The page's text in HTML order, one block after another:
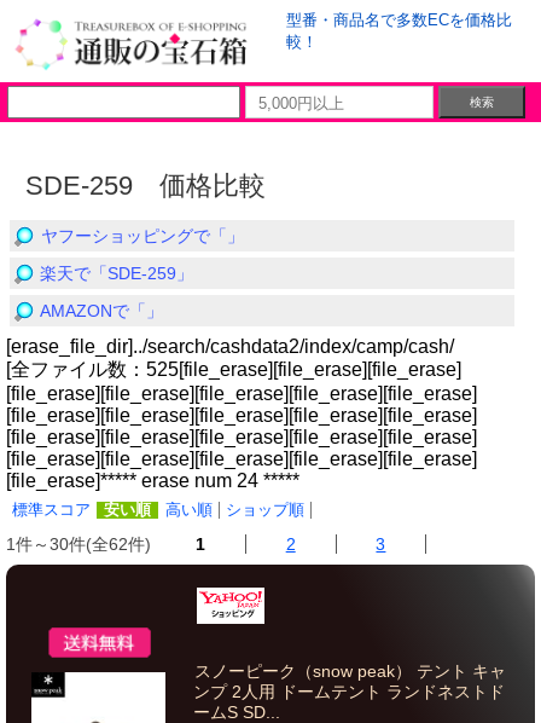
型番・商品名で多数ECを価格比
較！
SDE-259 価格比較
ヤフーショッピングで「」
楽天で「SDE-259」
AMAZONで「」
[erase_file_dir]../search/cashdata2/index/camp/cash/
[全ファイル数：525[file_erase][file_erase][file_erase]
[file_erase][file_erase][file_erase][file_erase][file_erase]
[file_erase][file_erase][file_erase][file_erase][file_erase]
[file_erase][file_erase][file_erase][file_erase][file_erase]
[file_erase][file_erase][file_erase][file_erase][file_erase]
[file_erase]***** erase num 24 *****
標準スコア 安い順 高い順 ショップ順
1件～30件(全62件) 1 2 3
スノーピーク（snow peak） テント キャ
ンプ 2人用 ドームテント ランドネストド
ームS SD...